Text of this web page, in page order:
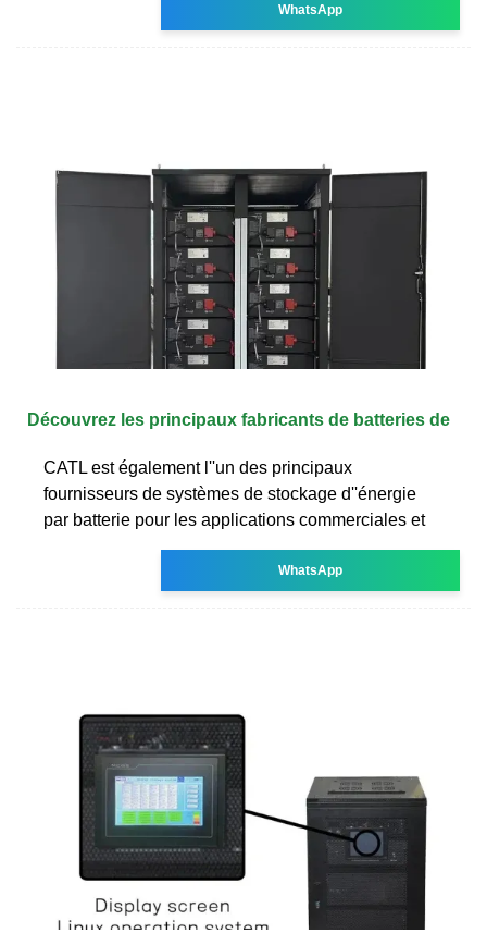
WhatsApp
Découvrez les principaux fabricants de batteries de
CATL est également l''un des principaux
fournisseurs de systèmes de stockage d''énergie
par batterie pour les applications commerciales et
WhatsApp